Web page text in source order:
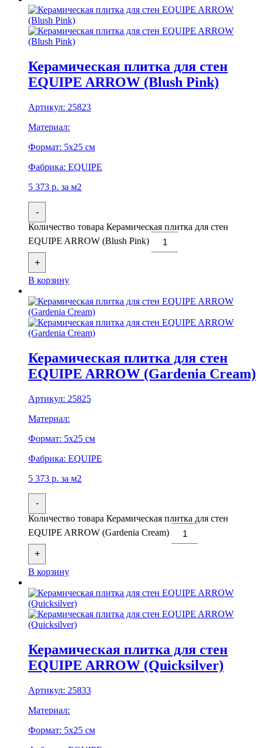
Керамическая плитка для стен
EQUIPE ARROW (Blush Pink)
Артикул: 25823
Материал:
Формат: 5x25 см
Фабрика: EQUIPE
5 373 р. за м2
-
Количество товара Керамическая плитка для стен
EQUIPE ARROW (Blush Pink)
+
В корзину
Керамическая плитка для стен
EQUIPE ARROW (Gardenia Cream)
Артикул: 25825
Материал:
Формат: 5x25 см
Фабрика: EQUIPE
5 373 р. за м2
-
Количество товара Керамическая плитка для стен
EQUIPE ARROW (Gardenia Cream)
+
В корзину
Керамическая плитка для стен
EQUIPE ARROW (Quicksilver)
Артикул: 25833
Материал:
Формат: 5x25 см